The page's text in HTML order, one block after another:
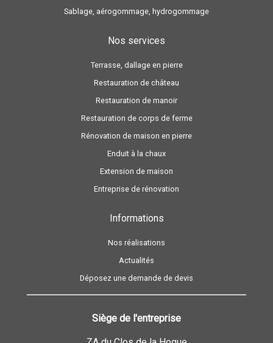
Sablage, aérogommage, hydrogommage
Nos services
Terrasse, dallage en pierre
Restauration de château
Restauration de manoir
Restauration de corps de ferme
Rénovation de maison en pierre
Enduit à la chaux
Extension de maison
Entreprise de rénovation
Informations
Nos réalisations
Actualités
Déposez une demande de devis
Siège de l'entreprise